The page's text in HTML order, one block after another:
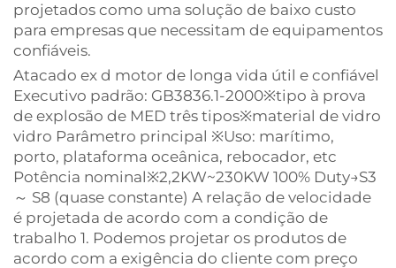
projetados como uma solução de baixo custo
para empresas que necessitam de equipamentos
confiáveis.
Atacado ex d motor de longa vida útil e confiável
Executivo padrão: GB3836.1-2000※tipo à prova
de explosão de MED três tipos※material de vidro
vidro Parâmetro principal ※Uso: marítimo,
porto, plataforma oceânica, rebocador, etc
Potência nominal※2,2KW~230KW 100% Duty→S3
～ S8 (quase constante) A relação de velocidade
é projetada de acordo com a condição de
trabalho 1. Podemos projetar os produtos de
acordo com a exigência do cliente com preço